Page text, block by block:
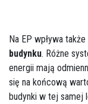
Na EP wpływa także
budynku. Różne
energii mają
się na końcową
budynki w tej samej